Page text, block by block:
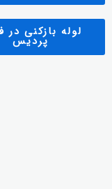
پردیس